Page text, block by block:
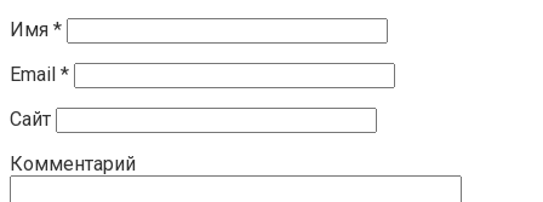
Имя *
Email *
Сайт
Комментарий